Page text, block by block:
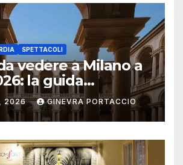
SPETTACOLI
vedere a Milano a
la guida
2026 GINEVRA PORTACCIO